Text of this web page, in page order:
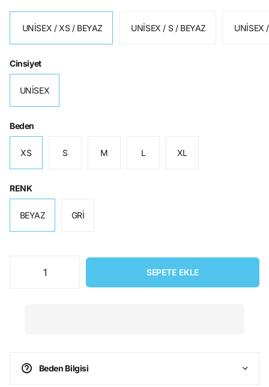
UNİSEX / XS / BEYAZ UNİSEX / S / BEYAZ UNİSEX
Cinsiyet
UNİSEX
Beden
XS S M L XL
RENK
BEYAZ GRİ
SEPETE EKLE
Beden Bilgisi